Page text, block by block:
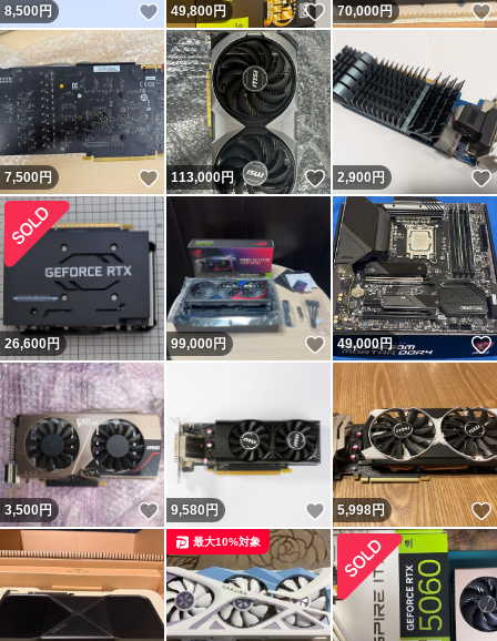
8,500円 いいね！
49,800円 いいね！
70,000円
7,500円 いいね！
113,000円 いいね！
2,900 円
26,600円 99,000円 いいね！
49,000円
3,500円 いいね！
9,580 円 いいね！
5,998円
最大10%対象